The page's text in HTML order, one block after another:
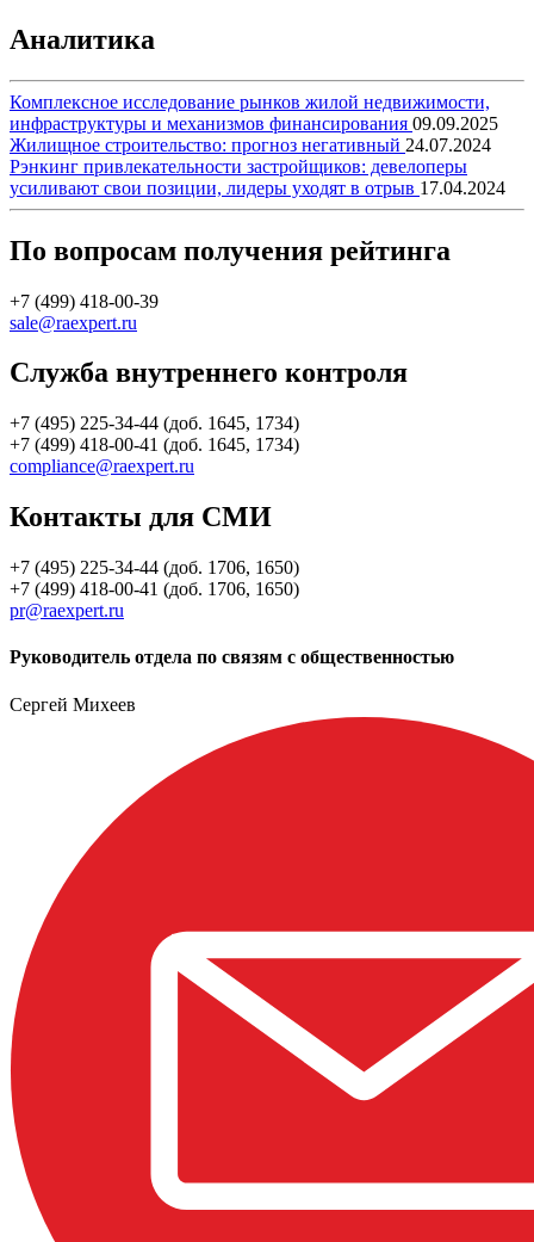
Аналитика
Комплексное исследование рынков жилой недвижимости,
инфраструктуры и механизмов финансирования 09.09.2025
Жилищное строительство: прогноз негативный 24.07.2024
Рэнкинг привлекательности застройщиков: девелоперы
усиливают свои позиции, лидеры уходят в отрыв 17.04.2024
По вопросам получения рейтинга
+7 (499) 418-00-39
sale@raexpert.ru
Служба внутреннего контроля
+7 (495) 225-34-44 (доб. 1645, 1734)
+7 (499) 418-00-41 (доб. 1645, 1734)
compliance@raexpert.ru
Контакты для СМИ
+7 (495) 225-34-44 (доб. 1706, 1650)
+7 (499) 418-00-41 (доб. 1706, 1650)
pr@raexpert.ru
Руководитель отдела по связям с общественностью
Сергей Михеев